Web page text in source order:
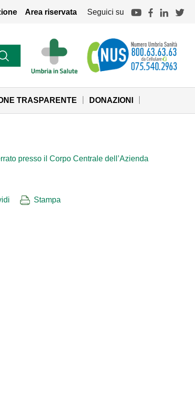
Area riservata Seguici su
TRASPARENTE
DONAZIONI
presso il Corpo Centrale dell’Azienda
Stampa